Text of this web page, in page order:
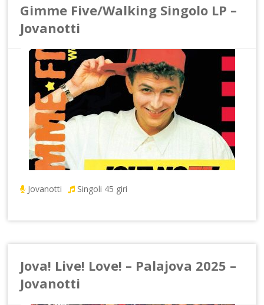
Gimme Five/Walking Singolo LP –
Jovanotti
Jovanotti Singoli 45 giri
Jova! Live! Love! – Palajova 2025 –
Jovanotti